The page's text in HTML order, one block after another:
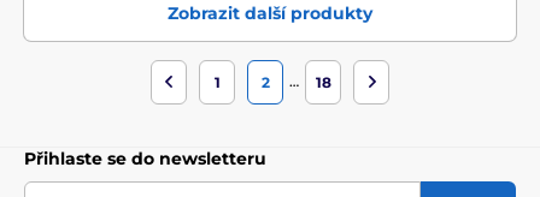
Zobrazit další produkty
1 2 … 18
Přihlaste se do newsletteru